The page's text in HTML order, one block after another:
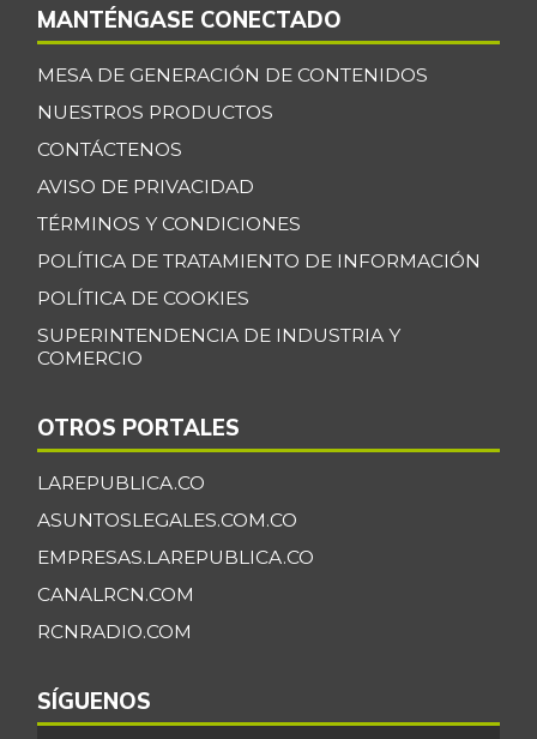
MANTÉNGASE CONECTADO
MESA DE GENERACIÓN DE CONTENIDOS
NUESTROS PRODUCTOS
CONTÁCTENOS
AVISO DE PRIVACIDAD
TÉRMINOS Y CONDICIONES
POLÍTICA DE TRATAMIENTO DE INFORMACIÓN
POLÍTICA DE COOKIES
SUPERINTENDENCIA DE INDUSTRIA Y
COMERCIO
OTROS PORTALES
LAREPUBLICA.CO
ASUNTOSLEGALES.COM.CO
EMPRESAS.LAREPUBLICA.CO
CANALRCN.COM
RCNRADIO.COM
SÍGUENOS